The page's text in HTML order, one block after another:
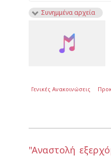
Συνημμένα αρχεία
Γενικές Ανακοινώσεις
"Aναστολή